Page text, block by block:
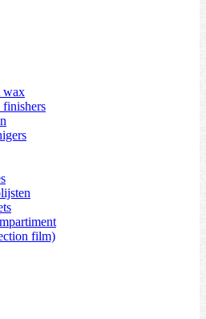
wax
film)